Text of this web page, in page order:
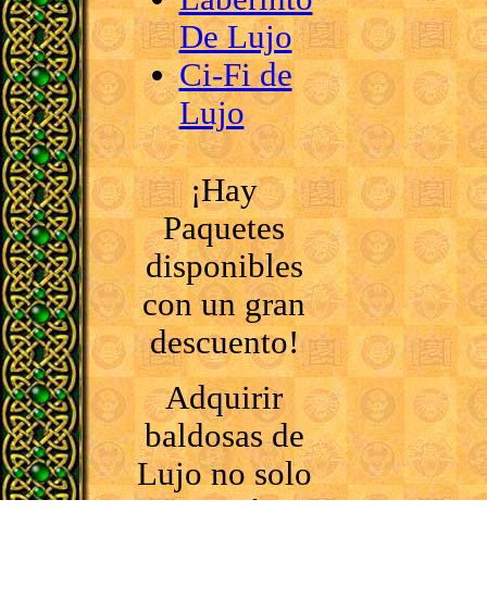
De Lujo
Ci-Fi de
Lujo
¡Hay
Paquetes
disponibles
con un gran
descuento!
Adquirir
baldosas de
Lujo no solo
mejorará tus